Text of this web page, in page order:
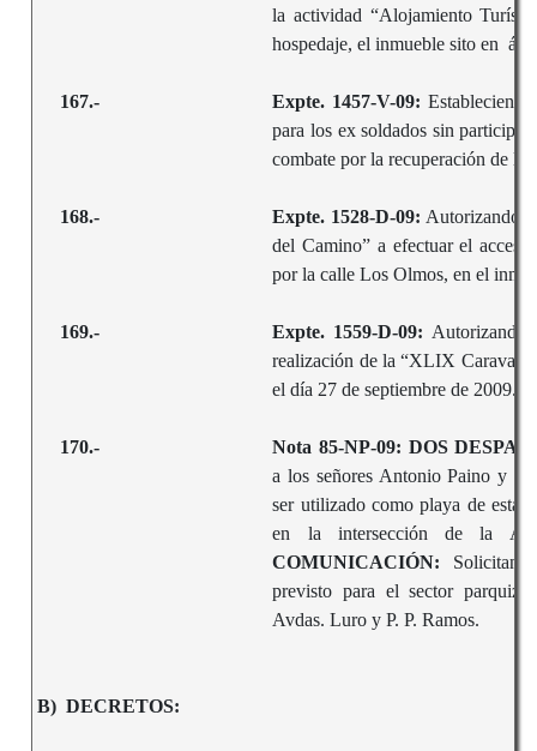
la actividad “Alojamiento
hospedaje, el inmueble sito en
167.- Expte. 1457-V-09:
para los ex soldados sin
combate por la recuperación de
168.- Expte. 1528-D-09: Autorizando a
del Camino” a efectuar el
por la calle Los Olmos, en el
169.- Expte. 1559-D-09: Autorizando
realización de la “XLIX Caravana
el día 27 de septiembre de 2009.
170.-
Nota 85-NP-09: DOS
a los señores Antonio Paino y
ser utilizado como playa de
en la intersección de la
COMUNICACIÓN:
previsto para el sector
Avdas. Luro y P. P. Ramos.
B) DECRETOS: